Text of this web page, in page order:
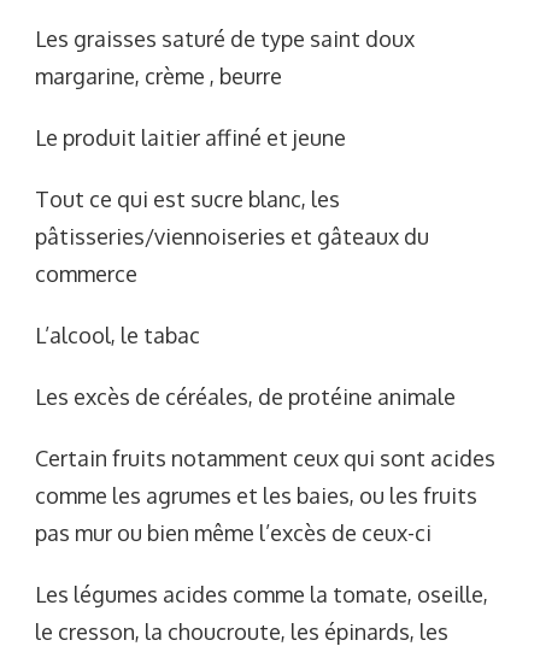
Les graisses saturé de type saint doux
margarine, crème , beurre
Le produit laitier affiné et jeune
Tout ce qui est sucre blanc, les
pâtisseries/viennoiseries et gâteaux du
commerce
L’alcool, le tabac
Les excès de céréales, de protéine animale
Certain fruits notamment ceux qui sont acides
comme les agrumes et les baies, ou les fruits
pas mur ou bien même l’excès de ceux-ci
Les légumes acides comme la tomate, oseille,
le cresson, la choucroute, les épinards, les